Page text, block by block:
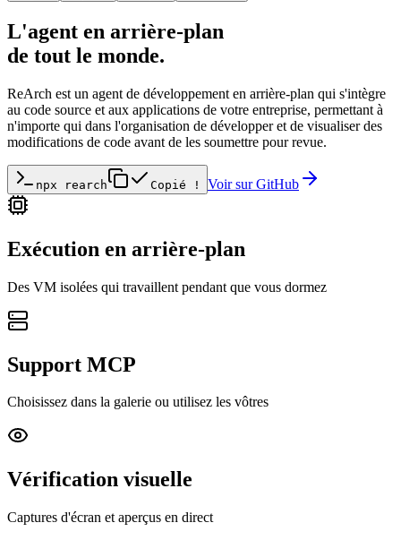
L'agent en arrière-plan
de tout le monde.
ReArch est un agent de développement en arrière-plan qui s'intègre
au code source et aux applications de votre entreprise, permettant à
n'importe qui dans l'organisation de développer et de visualiser des
modifications de code avant de les soumettre pour revue.
npx rearch Copié ! Voir sur GitHub
Exécution en arrière-plan
Des VM isolées qui travaillent pendant que vous dormez
Support MCP
Choisissez dans la galerie ou utilisez les vôtres
Vérification visuelle
Captures d'écran et aperçus en direct